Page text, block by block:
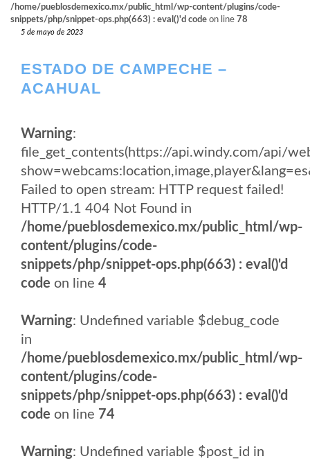
/home/pueblosdemexico.mx/public_html/wp-content/plugins/code-
snippets/php/snippet-ops.php(663) : eval()'d code on line 78
5 de mayo de 2023
ESTADO DE CAMPECHE –
ACAHUAL
Warning:
file_get_contents(https://api.windy.com/api/
Failed to open stream: HTTP request failed!
HTTP/1.1 404 Not Found in
/home/pueblosdemexico.mx/public_html/wp-
content/plugins/code-
snippets/php/snippet-ops.php(663) : eval()'d
code on line 4
Warning: Undefined variable $debug_code
in
/home/pueblosdemexico.mx/public_html/wp-
content/plugins/code-
snippets/php/snippet-ops.php(663) : eval()'d
code on line 74
Warning: Undefined variable $post_id in